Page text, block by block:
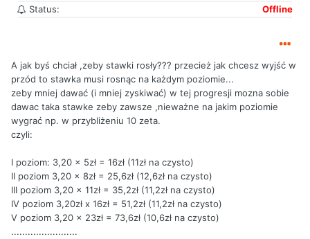
Status:
Offline
A jak byś chciał ,zeby stawki rosły??? przecież jak chcesz wyjść w
przód to stawka musi rosnąc na każdym poziomie...
zeby mniej dawać (i mniej zyskiwać) w tej progresji mozna sobie
dawac taka stawke zeby zawsze ,nieważne na jakim poziomie
wygrać np. w przybliżeniu 10 zeta.
czyli:
I poziom: 3,20 x 5zł = 16zł (11zł na czysto)
II poziom 3,20 x 8zł = 25,6zł (12,6zł na czysto)
III poziom 3,20 x 11zł = 35,2zł (11,2zł na czysto)
IV poziom 3,20zł x 16zł = 51,2zł (11,2zł na czysto)
V poziom 3,20 x 23zł = 73,6zł (10,6zł na czysto)
........................